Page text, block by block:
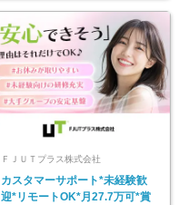
ＦＪＵＴプラス株式会社
カスタマーサポート*未経験歓
迎*リモートOK*月27.7万可*賞